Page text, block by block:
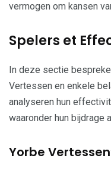
vermogen om kansen
Spelers et
In deze sectie
Vertessen en enkele
analyseren hun
waaronder hun bijdrage
Yorbe